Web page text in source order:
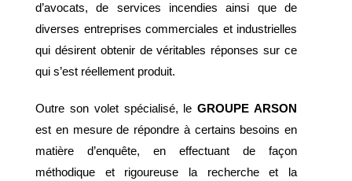
d’avocats, de services incendies ainsi que de
diverses entreprises commerciales et industrielles
qui désirent obtenir de véritables réponses sur ce
qui s’est réellement produit.
Outre son volet spécialisé, leGROUPE ARSON
est en mesure de répondre à certains besoins en
matière d’enquête, en effectuant de façon
méthodique et rigoureuse la recherche et la